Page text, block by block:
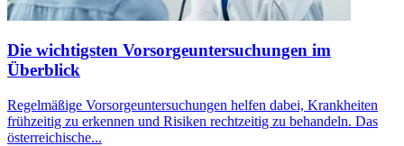
Die wichtigsten Vorsorgeuntersuchungen im
Überblick
Regelmäßige Vorsorgeuntersuchungen helfen dabei, Krankheiten
frühzeitig zu erkennen und Risiken rechtzeitig zu behandeln. Das
österreichische...